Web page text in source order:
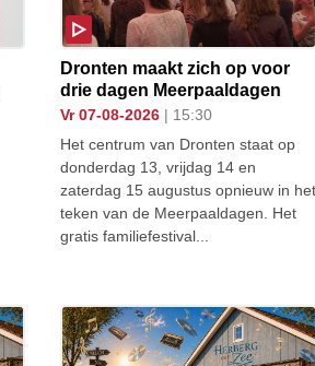
Dronten maakt zich op voor
drie dagen Meerpaaldagen
vr 07-08-2026 | 15:30
Het centrum van Dronten staat op
donderdag 13, vrijdag 14 en
zaterdag 15 augustus opnieuw in het
teken van de Meerpaaldagen. Het
gratis familiefestival...